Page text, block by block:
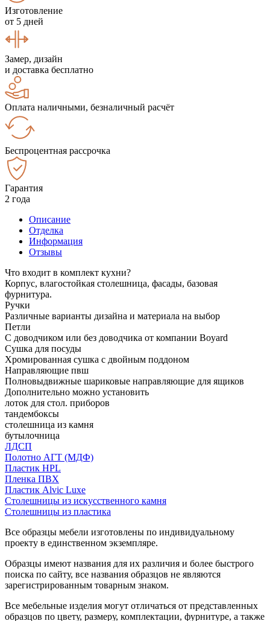
Изготовление
от 5 дней
Замер, дизайн
и доставка бесплатно
Оплата наличными, безналичный расчёт
Беспроцентная рассрочка
Гарантия
2 года
Описание
Отделка
Информация
Отзывы
Что входит в комплект кухни?
Корпус, влагостойкая столешница, фасады, базовая
фурнитура.
Ручки
Различные варианты дизайна и материала на выбор
Петли
С доводчиком или без доводчика от компании Boyard
Сушка для посуды
Хромированная сушка с двойным поддоном
Направляющие пвш
Полновыдвижные шариковые направляющие для ящиков
Дополнительно можно установить
лоток для стол. приборов
тандембоксы
столешница из камня
бутылочница
ЛДСП
Полотно АГТ (МДФ)
Пластик HPL
Пленка ПВХ
Пластик Alvic Luxe
Столешницы из искусственного камня
Столешницы из пластика
Все образцы мебели изготовлены по индивидуальному
проекту в единственном экземпляре.
Образцы имеют названия для их различия и более быстрого
поиска по сайту, все названия образцов не являются
зарегистрированным товарным знаком.
Все мебельные изделия могут отличаться от представленных
образцов по цвету, размеру, комплектации, фурнитуре, а также